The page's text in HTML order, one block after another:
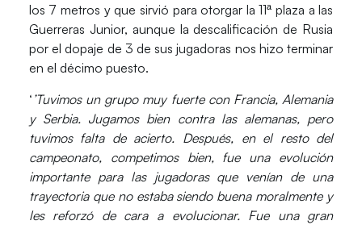
los 7 metros y que sirvió para otorgar la 11ª plaza a las
Guerreras Junior, aunque la descalificación de Rusia
por el dopaje de 3 de sus jugadoras nos hizo terminar
en el décimo puesto.
‘ ’Tuvimos un grupo muy fuerte con Francia, Alemania
y Serbia. Jugamos bien contra las alemanas, pero
tuvimos falta de acierto. Después, en el resto del
campeonato, competimos bien, fue una evolución
importante para las jugadoras que venían de una
trayectoria que no estaba siendo buena moralmente y
les reforzó de cara a evolucionar. Fue una gran